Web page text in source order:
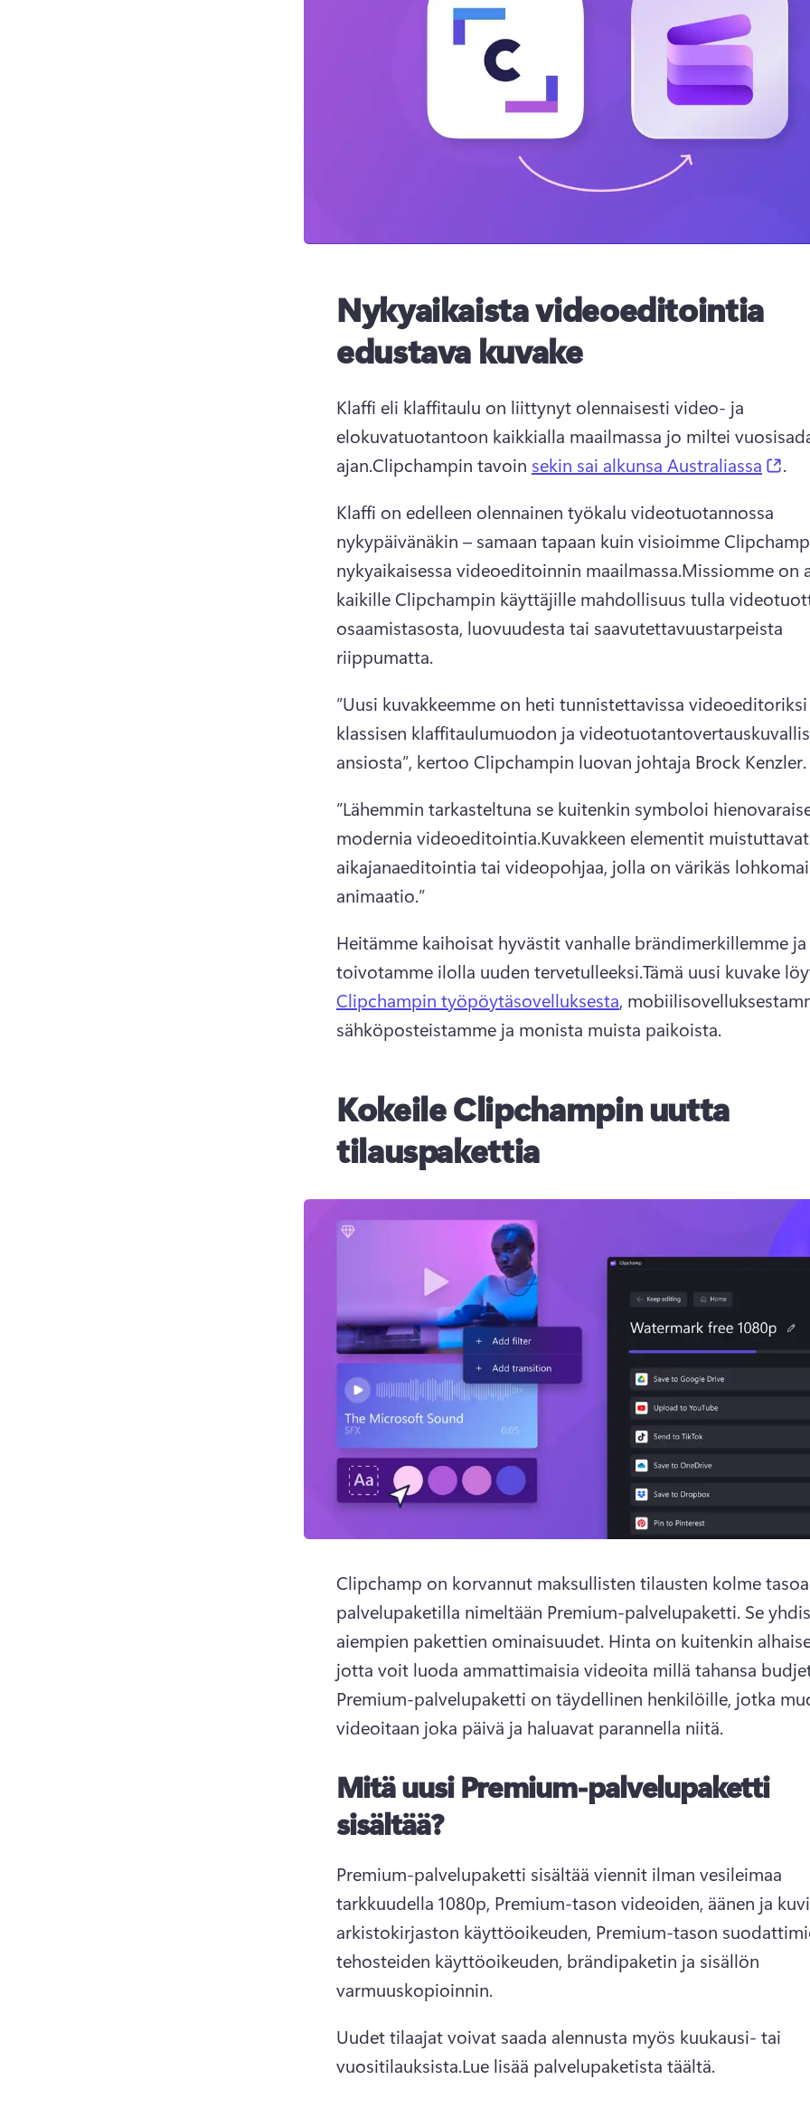
Nykyaikaista videoeditointia
edustava kuvake
Klaffi eli klaffitaulu on liittynyt olennaisesti video- ja
elokuvatuotantoon kaikkialla maailmassa jo miltei
ajan.Clipchampin tavoin sekin sai alkunsa Australiassa
.
Klaffi on edelleen olennainen työkalu videotuotannossa
nykypäivänäkin – samaan tapaan kuin visioimme
nykyaikaisessa videoeditoinnin maailmassa.Missiomme on
kaikille Clipchampin käyttäjille mahdollisuus tulla
osaamistasosta, luovuudesta tai saavutettavuustarpeista
riippumatta.
”Uusi kuvakkeemme on heti tunnistettavissa videoeditoriksi
klassisen klaffitaulumuodon ja
ansiosta”, kertoo Clipchampin luovan johtaja Brock Kenzler.
”Lähemmin tarkasteltuna se kuitenkin symboloi
modernia videoeditointia.Kuvakkeen elementit muistuttavat
aikajanaeditointia tai videopohjaa, jolla on värikäs
animaatio.”
Heitämme kaihoisat hyvästit vanhalle brändimerkillemme ja
toivotamme ilolla uuden tervetulleeksi.Tämä uusi kuvake
Clipchampin työpöytäsovelluksesta,
sähköposteistamme ja monista muista paikoista.
Kokeile Clipchampin uutta
tilauspakettia
Clipchamp on korvannut maksullisten tilausten kolme
palvelupaketilla nimeltään Premium-palvelupaketti. Se
aiempien pakettien ominaisuudet. Hinta on kuitenkin
Premium-palvelupaketti on täydellinen henkilöille, jotka
videoitaan joka päivä ja haluavat parannella niitä.
Mitä uusi Premium-palvelupaketti
sisältää?
Premium-palvelupaketti sisältää viennit ilman vesileimaa
tarkkuudella 1080p, Premium-tason videoiden, äänen ja
arkistokirjaston käyttöoikeuden, Premium-tason
tehosteiden käyttöoikeuden, brändipaketin ja sisällön
varmuuskopioinnin.
Uudet tilaajat voivat saada alennusta myös kuukausi- tai
vuositilauksista.Lue lisää palvelupaketista täältä.